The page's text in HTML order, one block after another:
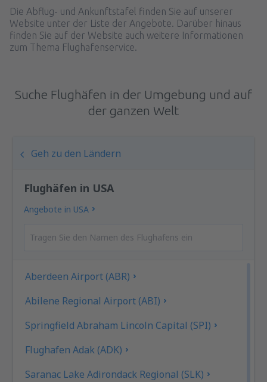
Die Abflug- und Ankunftstafel finden Sie auf unserer
Website unter der Liste der Angebote. Darüber hinaus
finden Sie auf der Website auch weitere Informationen
zum Thema Flughafenservice.
Suche Flughäfen in der Umgebung und auf
der ganzen Welt
Geh zu den Ländern
Flughäfen in USA
Angebote in USA
Aberdeen Airport (ABR)
Abilene Regional Airport (ABI)
Springfield Abraham Lincoln Capital (SPI)
Flughafen Adak (ADK)
Saranac Lake Adirondack Regional (SLK)